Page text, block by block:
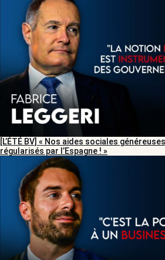
[L’ÉTÉ BV] « Nos aides sociales
régularisés par l’Espagne ! »